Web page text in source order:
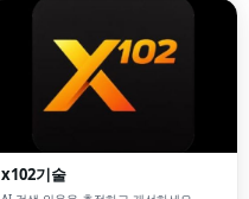
x102기술